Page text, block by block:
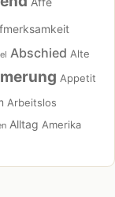
Abschied Alte
Appetit
Arbeitslos
Alltag Amerika